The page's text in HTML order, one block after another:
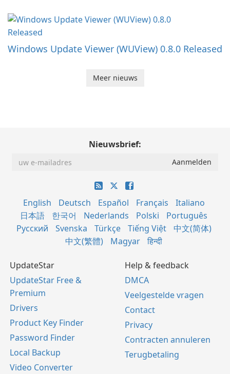
Windows Update Viewer (WUView) 0.8.0 Released
Meer nieuws
Nieuwsbrief:
English Deutsch Español Français
Italiano
日本語
한국어 Nederlands Polski
Português
Русский
Svenska Türkçe Tiếng Việt
中文(简体)
中文(繁體)
Magyar हिन्दी
UpdateStar
UpdateStar Free &
Premium
Drivers
Product Key Finder
Password Finder
Local Backup
Video Converter
Help & feedback
DMCA
Veelgestelde vragen
Contact
Privacy
Contracten annuleren
Terugbetaling